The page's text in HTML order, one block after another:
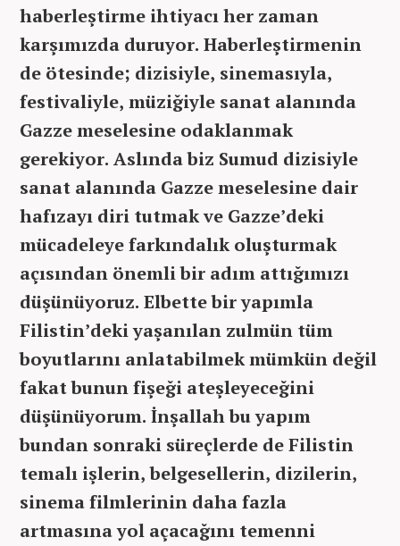
haberleştirme ihtiyacı her zaman
karşımızda duruyor. Haberleştirmenin
de ötesinde; dizisiyle, sinemasıyla,
festivaliyle, müziğiyle sanat alanında
Gazze meselesine odaklanmak
gerekiyor. Aslında biz Sumud dizisiyle
sanat alanında Gazze meselesine dair
hafızayı diri tutmak ve Gazze’deki
mücadeleye farkındalık oluşturmak
açısından önemli bir adım attığımızı
düşünüyoruz. Elbette bir yapımla
Filistin’deki yaşanılan zulmün tüm
boyutlarını anlatabilmek mümkün değil
fakat bunun fişeği ateşleyeceğini
düşünüyorum. İnşallah bu yapım
bundan sonraki süreçlerde de Filistin
temalı işlerin, belgesellerin, dizilerin,
sinema filmlerinin daha fazla
artmasına yol açacağını temenni